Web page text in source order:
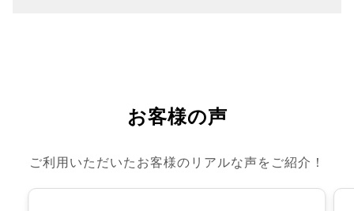
お客様の声
ご利用いただいたお客様のリアルな声をご紹介！